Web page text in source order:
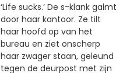
‘Life sucks.’ De s-klank galmt
door haar kantoor. Ze tilt
haar hoofd op van het
bureau en ziet onscherp
haar zwager staan, geleund
tegen de deurpost met zijn